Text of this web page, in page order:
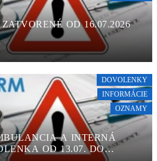
OD 16.07.2026
DOVOLENKY
INFORMÁCIE
OZNAMY
A INTERNÁ
OD 13.07. DO